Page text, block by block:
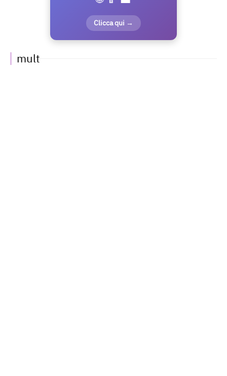
Clicca qui →
mult